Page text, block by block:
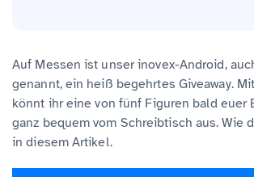
Auf Messen ist unser inovex-Android,
genannt, ein heiß begehrtes Giveaway.
könnt ihr eine von fünf Figuren bald euer
ganz bequem vom Schreibtisch aus. Wie
in diesem Artikel.